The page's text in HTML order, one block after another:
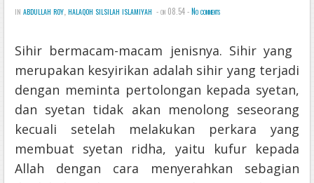
inabdullah roy halaqoh silsilah islamiyah - on 08.54 -No comments
Sihir bermacam-macam jenisnya. Sihir yang
merupakan kesyirikan adalah sihir yang terjadi
dengan meminta pertolongan kepada syetan,
dan syetan tidak akan menolong seseorang
kecuali setelah melakukan perkara yang
membuat syetan ridha, yaitu kufur kepada
Allah dengan cara menyerahkan sebagian